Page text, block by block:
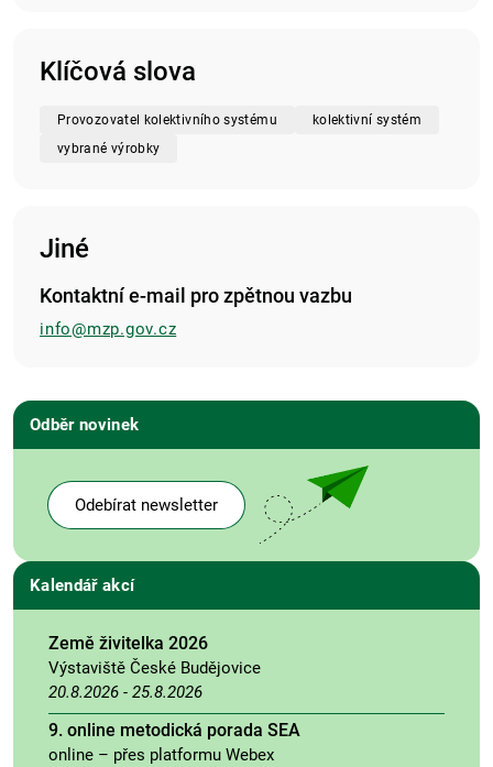
Klíčová slova
Provozovatel kolektivního systému
kolektivní systém
vybrané výrobky
Jiné
Kontaktní e-mail pro zpětnou vazbu
info@mzp.gov.cz
Odběr novinek
Odebírat newsletter
Kalendář akcí
Země živitelka 2026
Výstaviště České Budějovice
20.8.2026 - 25.8.2026
9. online metodická porada SEA
online – přes platformu Webex